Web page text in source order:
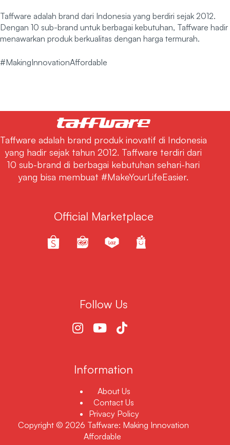
Taffware adalah brand dari Indonesia yang berdiri sejak 2012.
Dengan 10 sub-brand untuk berbagai kebutuhan, Taffware hadir
menawarkan produk berkualitas dengan harga termurah.
#MakingInnovationAffordable
Taffware adalah brand produk inovatif di Indonesia
yang hadir sejak tahun 2012. Taffware terdiri dari
10 sub-brand di berbagai kebutuhan sehari-hari
yang bisa membuat #MakeYourLifeEasier.
Official Marketplace
Follow Us
Information
About Us
Contact Us
Privacy Policy
Copyright © 2026 Taffware: Making Innovation
Affordable